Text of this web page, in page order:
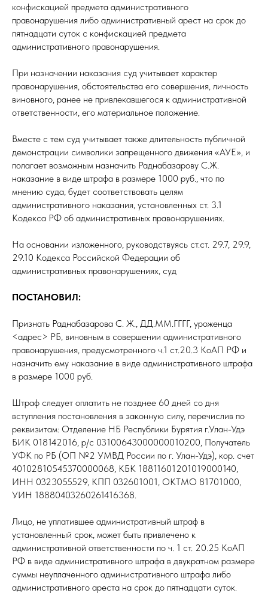
конфискацией предмета административного
правонарушения либо административный арест на срок до
пятнадцати суток с конфискацией предмета
административного правонарушения.
При назначении наказания суд учитывает характер
правонарушения, обстоятельства его совершения, личность
виновного, ранее не привлекавшегося к административной
ответственности, его материальное положение.
Вместе с тем суд учитывает также длительность публичной
демонстрации символики запрещенного движения «АУЕ», и
полагает возможным назначить Раднабазарову С.Ж.
наказание в виде штрафа в размере 1000 руб., что по
мнению суда, будет соответствовать целям
административного наказания, установленных ст. 3.1
Кодекса РФ об административных правонарушениях.
На основании изложенного, руководствуясь ст.ст. 29.7, 29.9,
29.10 Кодекса Российской Федерации об
административных правонарушениях, суд
ПОСТАНОВИЛ:
Признать Раднабазарова С. Ж., ДД.ММ.ГГГГ, уроженца
<адрес> РБ, виновным в совершении административного
правонарушения, предусмотренного ч.1 ст.20.3 КоАП РФ и
назначить ему наказание в виде административного штрафа
в размере 1000 руб.
Штраф следует оплатить не позднее 60 дней со дня
вступления постановления в законную силу, перечислив по
реквизитам: Отделение НБ Республики Бурятия г.Улан-Удэ
БИК 018142016, р/с 03100643000000010200, Получатель
УФК по РБ (ОП №2 УМВД России по г. Улан-Удэ), кор. счет
40102810545370000068, КБК 18811601201019000140,
ИНН 0323055529, КПП 032601001, ОКТМО 81701000,
УИН 18880403260261416368.
Лицо, не уплатившее административный штраф в
установленный срок, может быть привлечено к
административной ответственности по ч. 1 ст. 20.25 КоАП
РФ в виде административного штрафа в двукратном размере
суммы неуплаченного административного штрафа либо
административного ареста на срок до пятнадцати суток.